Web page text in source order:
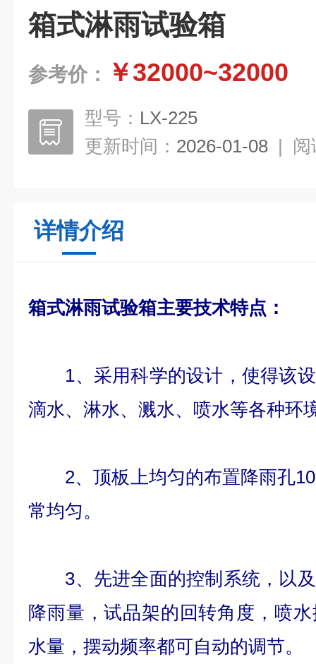
箱式淋雨试验箱
参考价： ￥32000~32000
型号： LX-225
更新时间： 2026-01-08 | 阅
详情介绍
箱式淋雨试验箱主要技术特点：
1、采用科学的设计，使得该设
滴水、淋水、溅水、喷水等各种环
2、顶板上均匀的布置降雨孔
常均匀。
3、先进全面的控制系统，以及
降雨量，试品架的回转角度，喷
水量，摆动频率都可自动的调节。